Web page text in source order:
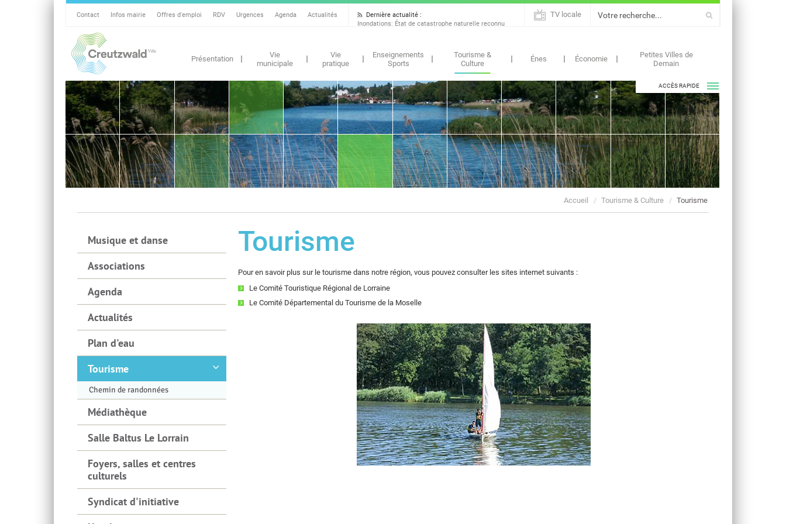
Contact Infos mairie Offres d'emploi RDV Urgences Agenda Actualités
Dernière actualité :
Inondations: État de catastrophe naturelle reconnu
TV locale
Présentation
Vie
municipale
Vie
pratique
Enseignements
Sports
Tourisme &
Culture
Énes Économie
Petites Villes de
Demain
ACCÈS RAPIDE
ASSOCIATIONS
AGENDAS
Accueil Tourisme & Culture Tourisme
Musique et danse
Associations
Agenda
Actualités
Plan d'eau
Tourisme
Chemin de randonnées
Médiathèque
Salle Baltus Le Lorrain
Foyers, salles et centres
culturels
Syndicat d'initiative
Tourisme
Pour en savoir plus sur le tourisme dans notre région, vous pouvez consulter les sites internet suivants :
Le Comité Touristique Régional de Lorraine
Le Comité Départemental du Tourisme de la Moselle